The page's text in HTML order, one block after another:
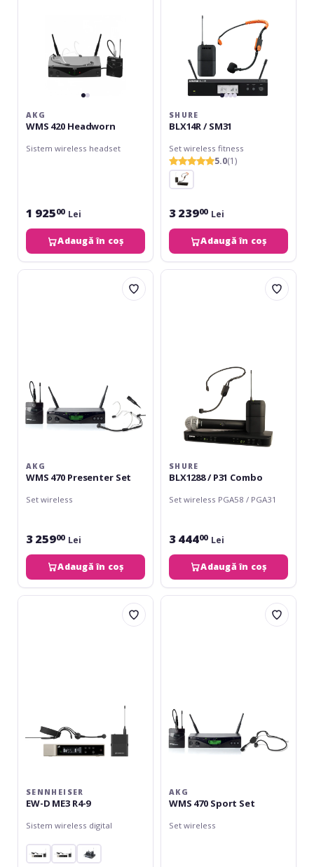
AKG
WMS 420 Headworn
Sistem wireless headset
1 92500 Lei
Adaugă în coș
SHURE
BLX14R / SM31
Set wireless fitness
5.0(1)
3 23900 Lei
Adaugă în coș
AKG
AKG
WMS 470 Presenter Set
Set wireless
3 25900 Lei
Adaugă în coș
Shure
SHURE
BLX1288 / P31 Combo
Set wireless PGA58 / PGA31
3 44400 Lei
Adaugă în coș
Sennheiser
SENNHEISER
EW-D ME3 R4-9
Sistem wireless digital
AKG
AKG
WMS 470 Sport Set
Set wireless